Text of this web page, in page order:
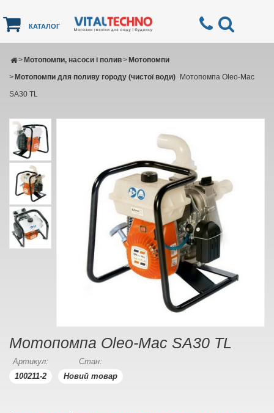
КАТАЛОГ
Мотопомпи, насоси і полив
> Мотопомпи
>
Мотопомпи для поливу городу (чистої води)
>
Мотопомпа Oleo-Mac
SА30 ТL
Мотопомпа Oleo-Mac SА30 ТL
Артикул:
100211-2
Стан:
Новий товар